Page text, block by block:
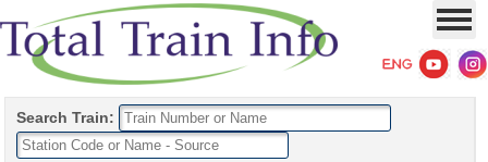
Search Train: